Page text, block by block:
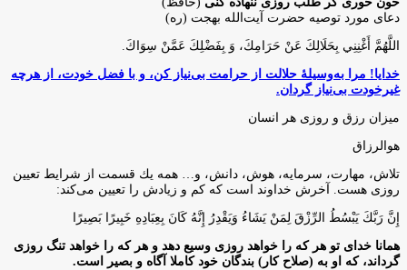
دعای مورد توصیه حضرت آیت‌الله بهجت (ره)
اللَّهُمَّ أَغْنِنِي بِحَلَالِكَ عَنْ حَرَامِكَ، وَ بِفَضْلِكَ عَمَّنْ سِوَاكَ‏.
خدایا! مرا به‌وسیلۀ حلالت از حرامت بی‌نیاز کن، و با فضل خودت، از هرچه
غیرخودت بی‌نیاز گردان.
میزان رزق و روزی هر انسان
هوالرزاق
تلاش، مهارت، سرمايه، هوش، دانش، و… همه يك قسمت از شرايط تعيين
روزى هست. آخرش خداوند است كه كم و زيادش را تعيين مى‌كند:
إِنَّ رَبَّكَ يَبْسُطُ الرِّزْقَ لِمَنْ يَشَاءُ وَيَقْدِرُ إِنَّهُ كَانَ بِعِبَادِهِ خَبِيرًا بَصِيرًا
همانا خدای تو هر که را خواهد روزی وسیع دهد و هر که را خواهد تنگ روزی
گرداند، که او به (صلاح کار) بندگان خود کاملا آگاه و بصیر است.